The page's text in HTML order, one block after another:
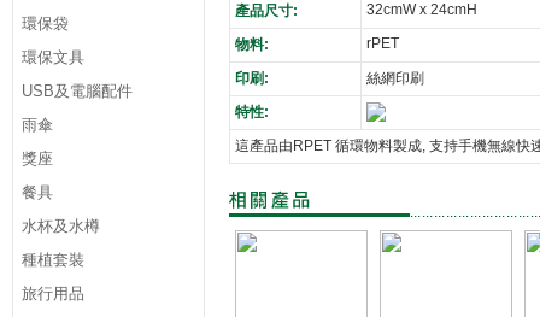
環保袋
環保文具
USB及電腦配件
雨傘
獎座
餐具
水杯及水樽
種植套裝
旅行用品
產品尺寸: 32cmW x 24cmH
物料: rPET
印刷:
絲網印刷
特性:
這產品由RPET 循環物料製成, 支持手機無線快